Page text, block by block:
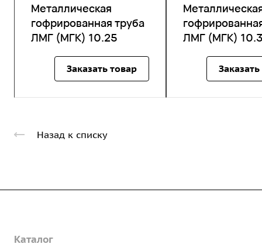
Металлическая
гофрированная труба
ЛМГ (МГК) 10.25
Заказать товар
ЛМГ (МГК)
Назад к списку
О предприятии
Каталог